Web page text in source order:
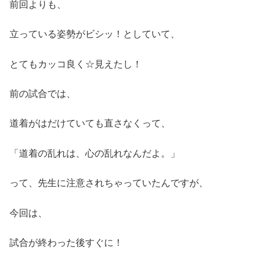
前回よりも、
立っている姿勢がビシッ！としていて、
とてもカッコ良く☆見えたし！
前の試合では、
道着がはだけていても直さなくって、
「道着の乱れは、心の乱れなんだよ。」
って、先生に注意されちゃっていたんですが、
今回は、
試合が終わった後すぐに！